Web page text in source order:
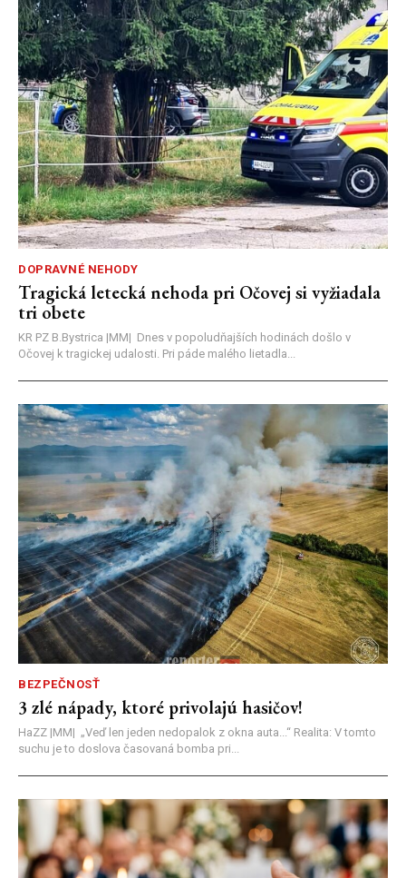
DOPRAVNÉ NEHODY
Tragická letecká nehoda pri Očovej si vyžiadala
tri obete
KR PZ B.Bystrica |MM| Dnes v popoludňajších hodinách došlo v
Očovej k tragickej udalosti. Pri páde malého lietadla...
BEZPEČNOSŤ
3 zlé nápady, ktoré privolajú hasičov!
HaZZ |MM| ​„Veď len jeden nedopalok z okna auta...“ ​Realita: V tomto
suchu je to doslova časovaná bomba pri...